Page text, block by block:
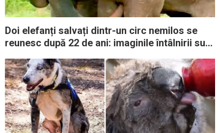
Doi elefanți salvați dintr-un circ nemilos se
reunesc după 22 de ani: imaginile întâlnirii sunt